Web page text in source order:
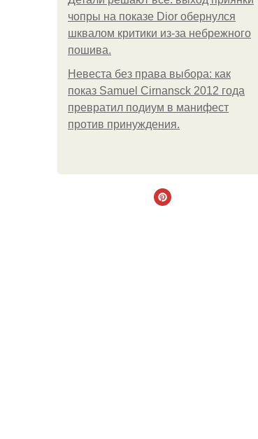
чопры на показе Dior обернулся
шквалом критики из-за небрежного
пошива.
Невеста без права выбора: как
показ Samuel Cirnansck 2012 года
превратил подиум в манифест
против принуждения.